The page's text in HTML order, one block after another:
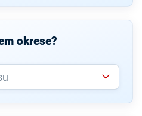
okrese?